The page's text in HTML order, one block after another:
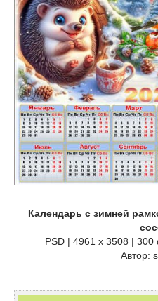
Календарь с зимней
PSD | 4961 х 3508 |
Автор: